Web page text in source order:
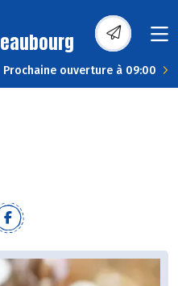
Prochaine ouverture à 09:00